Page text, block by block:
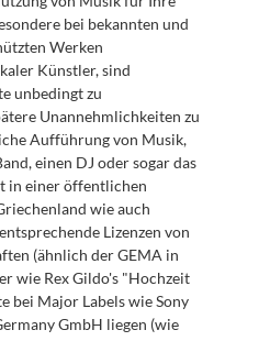
bei bekannten und
Werken
Künstler, sind
unbedingt zu
Unannehmlichkeiten zu
Aufführung von Musik,
einen DJ oder sogar das
in einer öffentlichen
wie auch
Lizenzen von
(ähnlich der GEMA in
wie Rex Gildo's "Hochzeit
bei Major Labels wie Sony
GmbH liegen (wie